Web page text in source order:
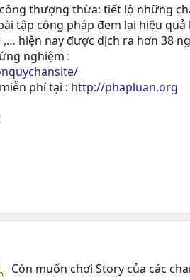
thượng thừa: tiết lộ những
tập công pháp đem lại hiệu
hiện nay được dịch ra hơn 38
nghiệm :
phí tại : http://phapluan.org
Còn muốn chơi Story của các